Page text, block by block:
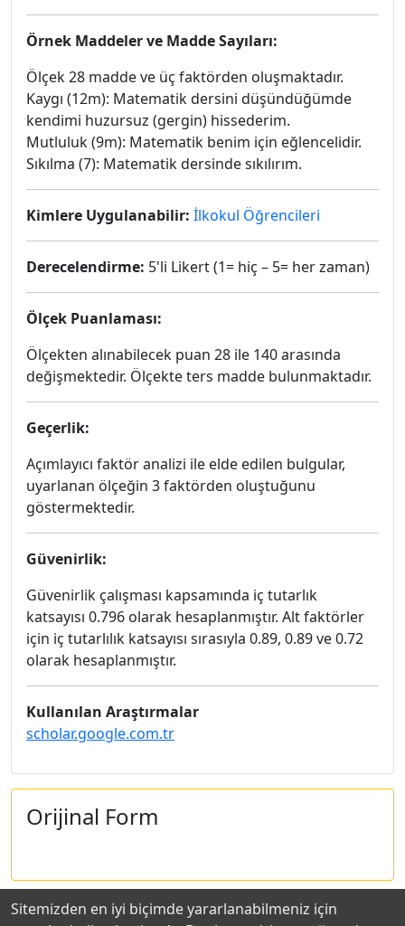
Örnek Maddeler ve Madde Sayıları:
Ölçek 28 madde ve üç faktörden oluşmaktadır.
Kaygı (12m): Matematik dersini düşündüğümde
kendimi huzursuz (gergin) hissederim.
Mutluluk (9m): Matematik benim için eğlencelidir.
Sıkılma (7): Matematik dersinde sıkılırım.
Kimlere Uygulanabilir: İlkokul Öğrencileri
Derecelendirme: 5'li Likert (1= hiç – 5= her zaman)
Ölçek Puanlaması:
Ölçekten alınabilecek puan 28 ile 140 arasında
değişmektedir. Ölçekte ters madde bulunmaktadır.
Geçerlik:
Açımlayıcı faktör analizi ile elde edilen bulgular,
uyarlanan ölçeğin 3 faktörden oluştuğunu
göstermektedir.
Güvenirlik:
Güvenirlik çalışması kapsamında iç tutarlık
katsayısı 0.796 olarak hesaplanmıştır. Alt faktörler
için iç tutarlılık katsayısı sırasıyla 0.89, 0.89 ve 0.72
olarak hesaplanmıştır.
Kullanılan Araştırmalar
scholar.google.com.tr
Orijinal Form
Sitemizden en iyi biçimde yararlanabilmeniz için